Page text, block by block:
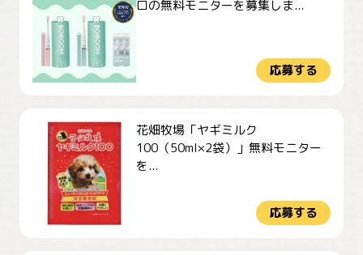
ロの無料モニターを募集しま...
応募する
花畑牧場「ヤギミルク
100（50ml×2袋）」無料モニター
を...
応募する